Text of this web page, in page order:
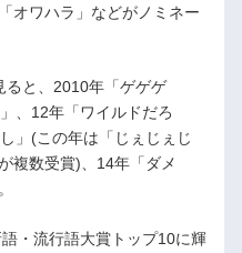
オワハラ」などがノミネー
ると、2010年「ゲゲゲ
、12年「ワイルドだろ
」(この年は「じぇじぇじ
複数受賞)、14年「ダメ
・流行語大賞トップ10に輝